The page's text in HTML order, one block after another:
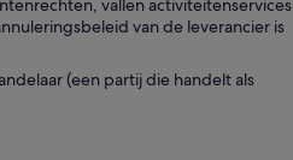
vallen activiteitenservices
van de leverancier is
(een partij die handelt als